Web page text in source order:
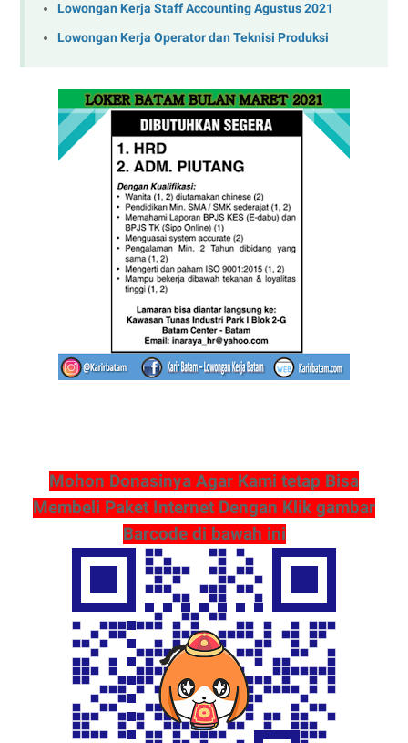
Lowongan Kerja Staff Accounting Agustus 2021
Lowongan Kerja Operator dan Teknisi Produksi
Mohon Donasinya Agar Kami tetap Bisa
Membeli Paket Internet Dengan Klik gambar
Barcode di bawah ini